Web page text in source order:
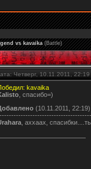
vs kavaika (Battle)
Четверг, 10.11.2011,
kavaika
, cпасибо=)
(10.11.2011, 22:19)
, аххаах,